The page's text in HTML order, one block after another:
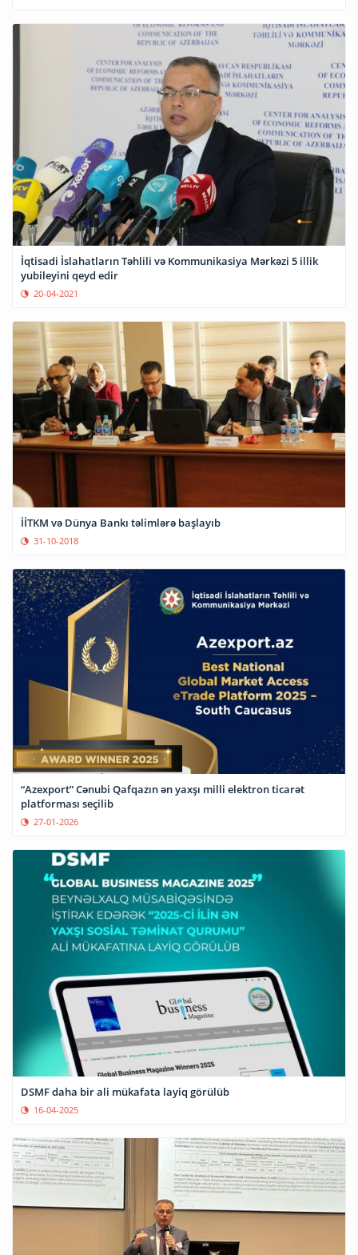
İqtisadi İslahatların Təhlili və Kommunikasiya Mərkəzi 5 illik
yubileyini qeyd edir
20-04-2021
İİTKM və Dünya Bankı təlimlərə başlayıb
31-10-2018
“Azexport” Cənubi Qafqazın ən yaxşı milli elektron ticarət
platforması seçilib
27-01-2026
DSMF daha bir ali mükafata layiq görülüb
16-04-2025